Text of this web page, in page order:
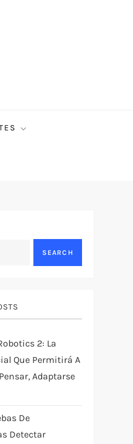
SEARCH
2: La
Que Permitirá A
Adaptarse
De
Detectar